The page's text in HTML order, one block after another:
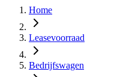
Home
Leasevoorraad
Bedrijfswagen